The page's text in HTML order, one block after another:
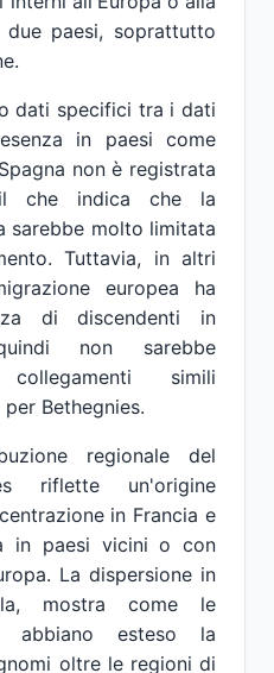
paesi, soprattutto
dati specifici tra i dati
in paesi come
non è registrata
che indica che la
sarebbe molto limitata
Tuttavia, in altri
europea ha
di discendenti in
non sarebbe
simili
Bethegnies.
regionale del
riflette un'origine
in Francia e
in paesi vicini o con
La dispersione in
mostra come le
abbiano esteso la
oltre le regioni di